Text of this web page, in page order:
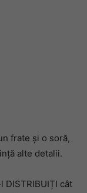
frate și o soră,
alte detalii.
DISTRIBUIȚI cât